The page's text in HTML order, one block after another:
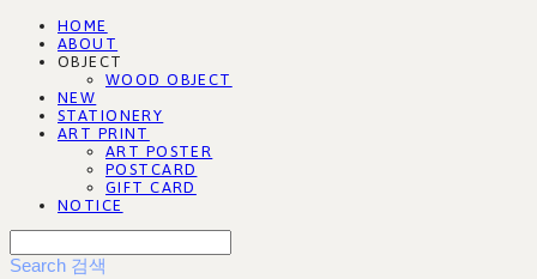
HOME
ABOUT
OBJECT
WOOD OBJECT
NEW
STATIONERY
ART PRINT
ART POSTER
POSTCARD
GIFT CARD
NOTICE
Search 검색